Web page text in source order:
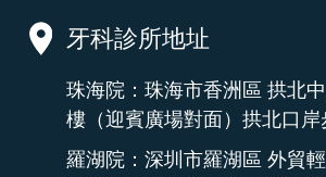
牙科診所地址
珠海院：珠海市香洲區 拱北
樓（迎賓廣場對面）拱北口岸
羅湖院：深圳市羅湖區 外貿